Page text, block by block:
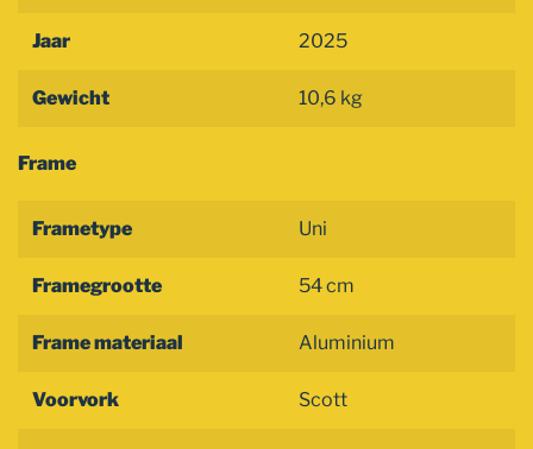
Jaar 2025
Gewicht 10,6 kg
Frame
Frametype Uni
Framegrootte 54 cm
Frame materiaal Aluminium
Voorvork Scott